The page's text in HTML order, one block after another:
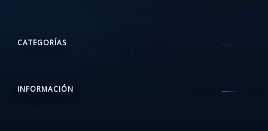
CATEGORÍAS
INFORMACIÓN